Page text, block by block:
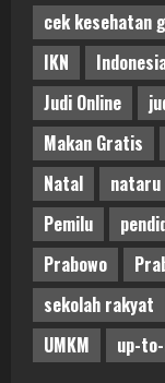
cek kesehatan
IKN
Judi Online
Makan Gratis
Natal
nataru
Pemilu
Prabowo
sekolah rakyat
UMKM
up-